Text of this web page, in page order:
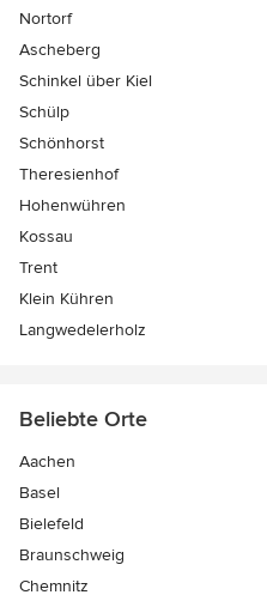
Nortorf
Ascheberg
Schinkel über Kiel
Schülp
Schönhorst
Theresienhof
Hohenwühren
Kossau
Trent
Klein Kühren
Langwedelerholz
Beliebte Orte
Aachen
Basel
Bielefeld
Braunschweig
Chemnitz